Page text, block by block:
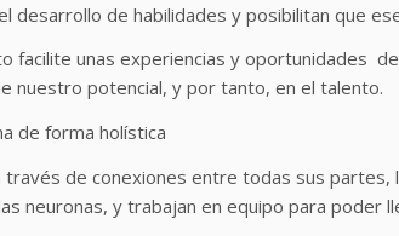
desarrollo de habilidades y posibilitan que
facilite unas experiencias y oportunidades
nuestro potencial, y por tanto, en el talento.
de forma holística
través de conexiones entre todas sus
neuronas, y trabajan en equipo para poder